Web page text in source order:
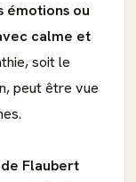
émotions ou
calme et
soit le
peut être vue
Flaubert